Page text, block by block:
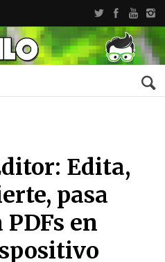
Edita,
pasa
en